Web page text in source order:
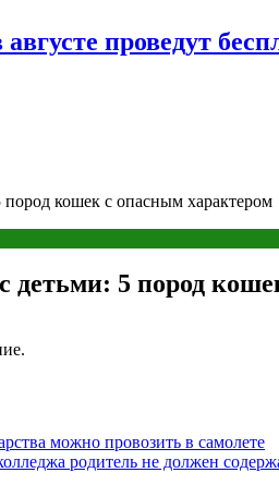
проведут
кошек с опасным характером
детьми: 5 пород
можно провозить в самолете
родитель не должен